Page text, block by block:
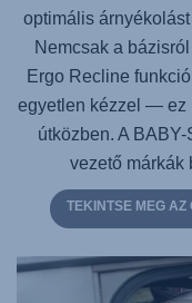
optimális
Nemcsak a
Ergo Recline
egyetlen kézzel — ez
útközben. A
vezető márkák
TEKINTSE MEG